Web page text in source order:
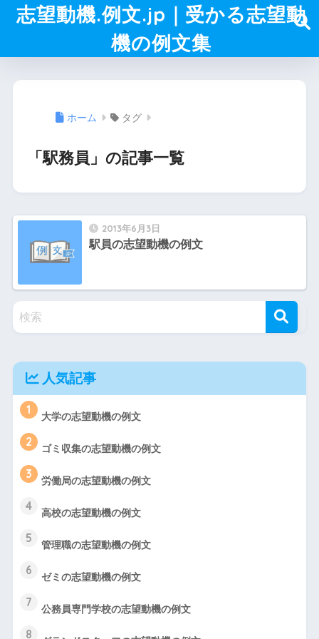
志望動機.例文.jp｜受かる志望動
機の例文集
ホーム タグ
「駅務員」の記事一覧
2013年6月3日
駅員の志望動機の例文
人気記事
1 大学の志望動機の例文
2 ゴミ収集の志望動機の例文
3 労働局の志望動機の例文
4 高校の志望動機の例文
5 管理職の志望動機の例文
6 ゼミの志望動機の例文
7 公務員専門学校の志望動機の例文
8